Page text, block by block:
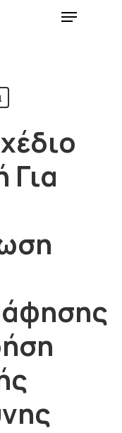
Για